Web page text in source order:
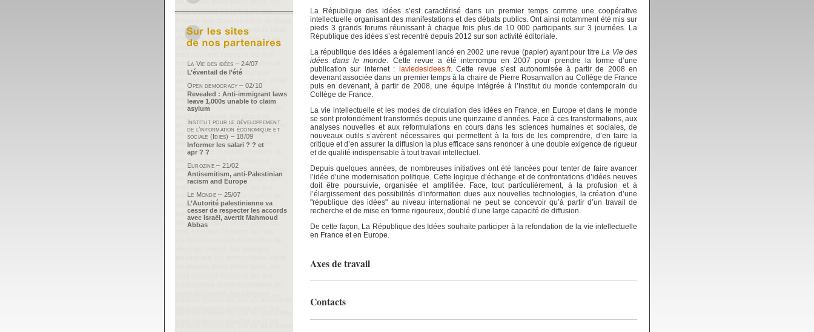
La République des idées s’est caractérisé dans un premier temps comme une coopérative
intellectuelle organisant des manifestations et des débats publics. Ont ainsi notamment été mis sur
pieds 3 grands forums réunissant à chaque fois plus de 10 000 participants sur 3 journées. La
République des idées s’est recentré depuis 2012 sur son activité éditoriale.
La république des idées a également lancé en 2002 une revue (papier) ayant pour titreLa Vie des
idées dans le monde . Cette revue a été interrompu en 2007 pour prendre la forme d’une
publication sur internet : laviedesidees.fr. Cette revue s’est autonomisée à partir de 2008 en
devenant associée dans un premier temps à la chaire de Pierre Rosanvallon au Collège de France
puis en devenant, à partir de 2008, une équipe intégrée à l’Institut du monde contemporain du
Collège de France.
La vie intellectuelle et les modes de circulation des idées en France, en Europe et dans le monde
se sont profondément transformés depuis une quinzaine d’années. Face à ces transformations, aux
analyses nouvelles et aux reformulations en cours dans les sciences humaines et sociales, de
nouveaux outils s’avèrent nécessaires qui permettent à la fois de les comprendre, d’en faire la
critique et d’en assurer la diffusion la plus efficace sans renoncer à une double exigence de rigueur
et de qualité indispensable à tout travail intellectuel.
Depuis quelques années, de nombreuses initiatives ont été lancées pour tenter de faire avancer
l’idée d’une modernisation politique. Cette logique d’échange et de confrontations d’idées neuves
doit être poursuivie, organisée et amplifiée. Face, tout particulièrement, à la profusion et à
l’élargissement des possibilités d’information dues aux nouvelles technologies, la création d’une
"république des idées" au niveau international ne peut se concevoir qu’à partir d’un travail de
recherche et de mise en forme rigoureux, doublé d’une large capacité de diffusion.
De cette façon, La République des Idées souhaite participer à la refondation de la vie intellectuelle
en France et en Europe.
Axes de travail
Contacts
La Vie des idées – 24/07
L’éventail de l’été
Open democracy – 02/10
Revealed : Anti-immigrant laws
leave 1,000s unable to claim
asylum
Institut pour le développement
de l’information économique et
sociale (Idies) – 18/09
Informer les salari ? ? et
apr ? ?
Eurozine – 21/02
Antisemitism, anti-Palestinian
racism and Europe
Le Monde – 25/07
L’Autorité palestinienne va
cesser de respecter les accords
avec Israël, avertit Mahmoud
Abbas